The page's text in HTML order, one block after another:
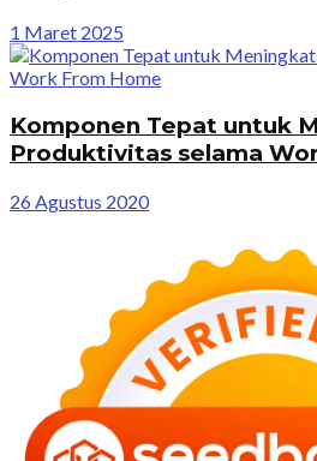
1 Maret 2025
Komponen Tepat untuk
Produktivitas selama
26 Agustus 2020